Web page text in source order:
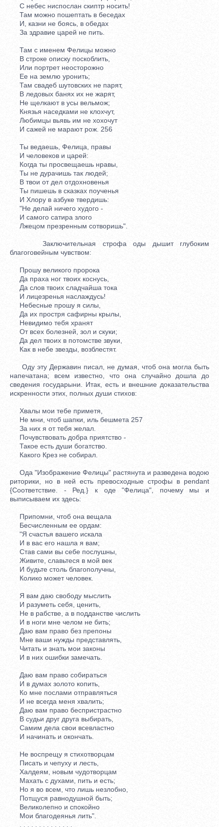
С небес ниспослан скиптр носить!
Там можно пошептать в беседах
И, казни не боясь, в обедах
За здравие царей не пить.
Там с именем Фелицы можно
В строке описку поскоблить,
Или портрет неосторожно
Ее на землю уронить;
Там свадеб шутовских не парят,
В ледовых банях их не жарят,
Не щелкают в усы вельмож;
Князья наседками не клохчут,
Любимцы вьявь им не хохочут
И сажей не марают рож. 256
Ты ведаешь, Фелица, правы
И человеков и царей:
Когда ты просвещаешь нравы,
Ты не дурачишь так людей;
В твои от дел отдохновенья
Ты пишешь в сказках поученья
И Хлору в азбуке твердишь:
"Не делай ничего худого -
И самого сатира злого
Лжецом презренным сотворишь".
Заключительная строфа оды дышит глубоким
благоговейным чувством:
Прошу великого пророка
Да праха ног твоих коснусь,
Да слов твоих сладчайша тока
И лицезренья наслаждусь!
Небесные прошу я силы,
Да их простря сафирны крылы,
Невидимо тебя хранят
От всех болезней, зол и скуки;
Да дел твоих в потомстве звуки,
Как в небе звезды, возблестят.
Оду эту Державин писал, не думая, чтоб она могла быть
напечатана; всем известно, что она случайно дошла до
сведения государыни. Итак, есть и внешние доказательства
искренности этих, полных души стихов:
Хвалы мои тебе приметя,
Не мни, чтоб шапки, иль бешмета 257
За них я от тебя желал.
Почувствовать добра приятство -
Такое есть души богатство.
Какого Крез не собирал.
Ода "Изображение Фелицы" растянута и разведена водою
риторики, но в ней есть превосходные строфы в pendant
{Соответствие. - Ред.} к оде "Фелица", почему мы и
выписываем их здесь:
Припомни, чтоб она вещала
Бесчисленным ее ордам:
"Я счастья вашего искала
И в вас его нашла я вам;
Став сами вы себе послушны,
Живите, славьтеся в мой век
И будьте столь благополучны,
Колико может человек.
Я вам даю свободу мыслить
И разуметь себя, ценить,
Не в рабстве, а в подданстве числить
И в ноги мне челом не бить;
Даю вам право без препоны
Мне ваши нужды представлять,
Читать и знать мои законы
И в них ошибки замечать.
Даю вам право собираться
И в думах золото копить,
Ко мне послами отправляться
И не всегда меня хвалить;
Даю вам право беспристрастно
В судьи друг друга выбирать,
Самим дела свои всевластно
И начинать и окончать.
Не воспрещу я стихотворцам
Писать и чепуху и лесть,
Халдеям, новым чудотворцам
Махать с духами, пить и есть;
Но я во всем, что лишь незлобно,
Потщуся равнодушной быть;
Великолепно и спокойно
Мои благодеянья лить".